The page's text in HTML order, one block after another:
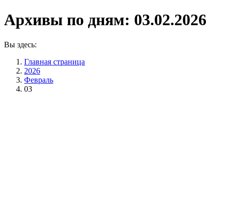
Архивы по дням: 03.02.2026
Вы здесь:
Главная страница
2026
Февраль
03